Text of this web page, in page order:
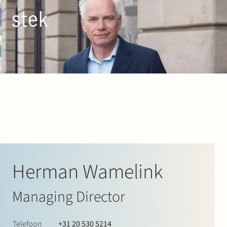
Doorgaan naar inhoud
NL
Herman Wamelink
Managing Director
Telefoon
+31 20 530 5214
Mensen
News & Insights
Contact